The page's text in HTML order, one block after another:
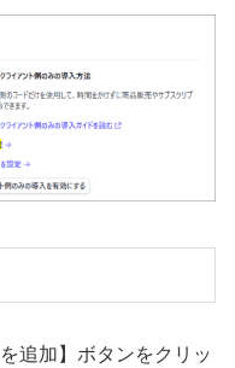
追加】ボタンをクリッ